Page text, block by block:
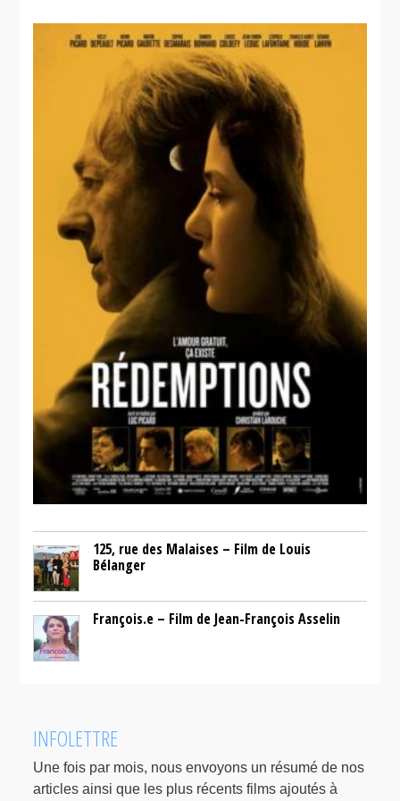
125, rue des Malaises – Film de Louis
Bélanger
François.e – Film de Jean-François Asselin
INFOLETTRE
Une fois par mois, nous envoyons un résumé de nos
articles ainsi que les plus récents films ajoutés à